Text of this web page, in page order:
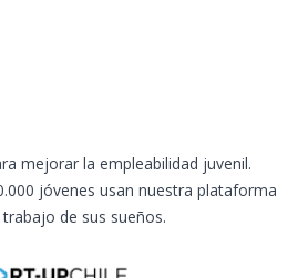
mejorar la empleabilidad juvenil.
jóvenes usan nuestra plataforma
de sus sueños.